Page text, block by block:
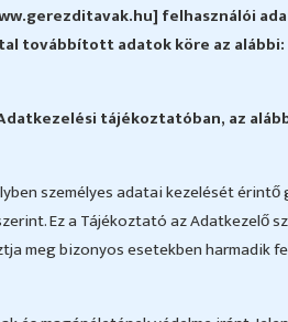
felhasználói
továbbított adatok köre az
tájékoztatóban, az
személyes adatai kezelését
Ez a Tájékoztató az
meg bizonyos esetekben harmadik